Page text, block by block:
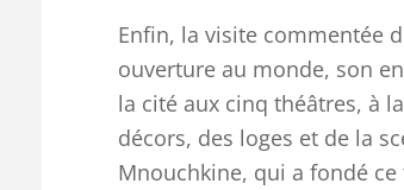
Enfin, la visite commentée
ouverture au monde, son
la cité aux cinq théâtres, à
décors, des loges et de la
Mnouchkine, qui a fondé